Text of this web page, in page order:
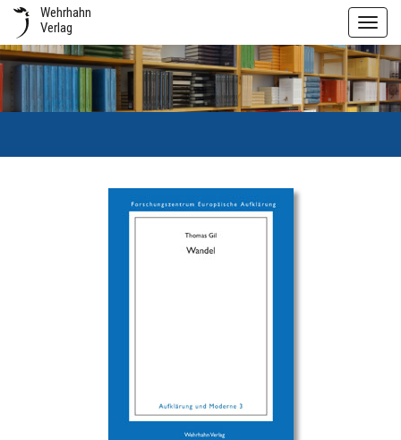
Wehrhahn
Verlag